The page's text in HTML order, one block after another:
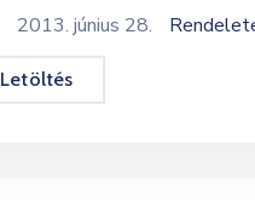
2013. június 28.
Letöltés